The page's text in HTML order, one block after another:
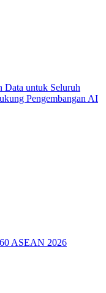
untuk Seluruh
Pengembangan AI
ASEAN 2026